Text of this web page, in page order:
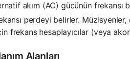
akım (AC) gücünün
perdeyi belirler.
frekans hesaplayıcılar (veya
Alanları